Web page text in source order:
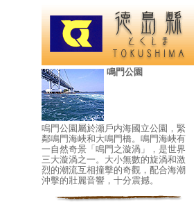
鳴門公園
鳴門公園屬於瀬戶内海國立公園，緊
鄰鳴門海峽和大鳴門橋。鳴門海峽有
一自然奇景「鳴門之漩渦」，是世界
三大漩渦之一。大小無數的旋渦和激
烈的潮流互相撞擊的奇觀，配合海潮
沖擊的壯麗音響，十分震撼。